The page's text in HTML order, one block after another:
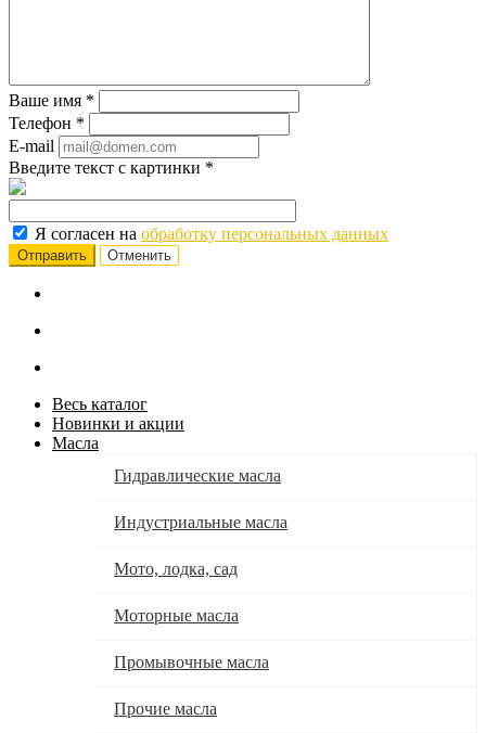
Ваше имя *
Телефон *
E-mail
Введите текст с картинки *
Я согласен на обработку персональных данных
Отменить
Весь каталог
Новинки и акции
Масла
Гидравлические масла
Индустриальные масла
Мото, лодка, сад
Моторные масла
Промывочные масла
Прочие масла